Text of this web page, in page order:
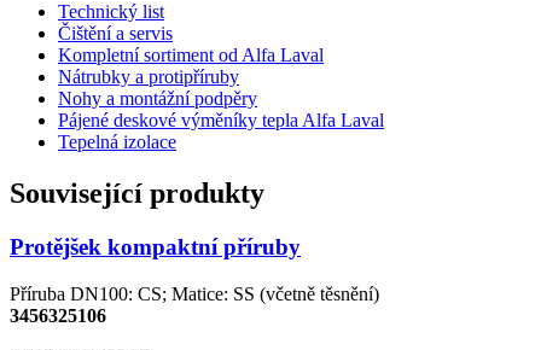
Technický list
Čištění a servis
Kompletní sortiment od Alfa Laval
Nátrubky a protipříruby
Nohy a montážní podpěry
Pájené deskové výměníky tepla Alfa Laval
Tepelná izolace
Související produkty
Protějšek kompaktní příruby
Příruba DN100: CS; Matice: SS (včetně těsnění)
3456325106